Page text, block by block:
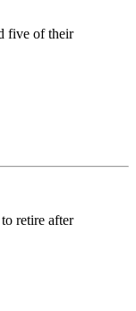
five of their
retire after